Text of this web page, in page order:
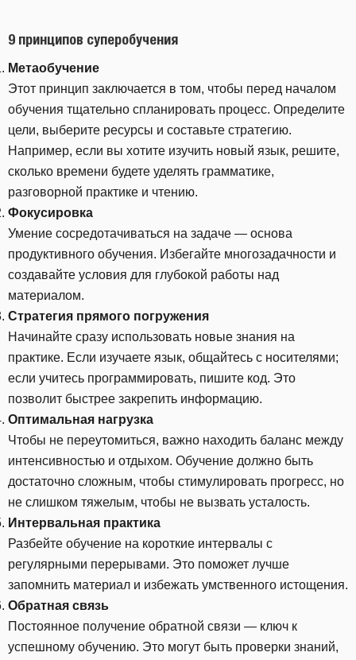
9 принципов суперобучения
Метаобучение
Этот принцип заключается в том, чтобы перед началом
обучения тщательно спланировать процесс. Определите
цели, выберите ресурсы и составьте стратегию.
Например, если вы хотите изучить новый язык, решите,
сколько времени будете уделять грамматике,
разговорной практике и чтению.
Фокусировка
Умение сосредотачиваться на задаче — основа
продуктивного обучения. Избегайте многозадачности и
создавайте условия для глубокой работы над
материалом.
Стратегия прямого погружения
Начинайте сразу использовать новые знания на
практике. Если изучаете язык, общайтесь с носителями;
если учитесь программировать, пишите код. Это
позволит быстрее закрепить информацию.
Оптимальная нагрузка
Чтобы не переутомиться, важно находить баланс между
интенсивностью и отдыхом. Обучение должно быть
достаточно сложным, чтобы стимулировать прогресс, но
не слишком тяжелым, чтобы не вызвать усталость.
Интервальная практика
Разбейте обучение на короткие интервалы с
регулярными перерывами. Это поможет лучше
запомнить материал и избежать умственного истощения.
Обратная связь
Постоянное получение обратной связи — ключ к
успешному обучению. Это могут быть проверки знаний,